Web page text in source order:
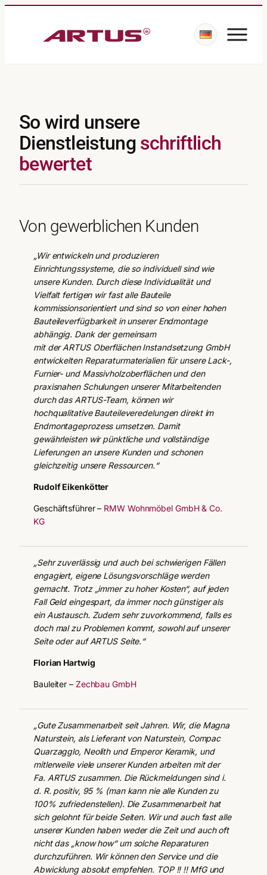
So wird unsere
Dienstleistung schriftlich
bewertet
Von gewerblichen Kunden
„Wir entwickeln und produzieren
Einrichtungssysteme, die so individuell sind wie
unsere Kunden. Durch diese Individualität und
Vielfalt fertigen wir fast alle Bauteile
kommissionsorientiert und sind so von einer hohen
Bauteileverfügbarkeit in unserer Endmontage
abhängig. Dank der gemeinsam
mit der ARTUS Oberflächen Instandsetzung GmbH
entwickelten Reparaturmaterialien für unsere Lack-,
Furnier- und Massivholzoberflächen und den
praxisnahen Schulungen unserer Mitarbeitenden
durch das ARTUS-Team, können wir
hochqualitative Bauteileveredelungen direkt im
Endmontageprozess umsetzen. Damit
gewährleisten wir pünktliche und vollständige
Lieferungen an unsere Kunden und schonen
gleichzeitig unsere Ressourcen.“
Rudolf Eikenkötter
Geschäftsführer – RMW Wohnmöbel GmbH & Co.
KG
„Sehr zuverlässig und auch bei schwierigen Fällen
engagiert, eigene Lösungsvorschläge werden
gemacht. Trotz „immer zu hoher Kosten“, auf jeden
Fall Geld eingespart, da immer noch günstiger als
ein Austausch. Zudem sehr zuvorkommend, falls es
doch mal zu Problemen kommt, sowohl auf unserer
Seite oder auf ARTUS Seite.“
Florian Hartwig
Bauleiter – Zechbau GmbH
„Gute Zusammenarbeit seit Jahren. Wir, die Magna
Naturstein, als Lieferant von Naturstein, Compac
Quarzagglo, Neolith und Emperor Keramik, und
mitlerweile viele unserer Kunden arbeiten mit der
Fa. ARTUS zusammen. Die Rückmeldungen sind i.
d. R. positiv, 95 % (man kann nie alle Kunden zu
100% zufriedenstellen). Die Zusammenarbeit hat
sich gelohnt für beide Seiten. Wir und auch fast alle
unserer Kunden haben weder die Zeit und auch oft
nicht das „know how“ um solche Reparaturen
durchzuführen. Wir können den Service und die
Abwicklung absolut empfehlen. TOP !! !! MfG und